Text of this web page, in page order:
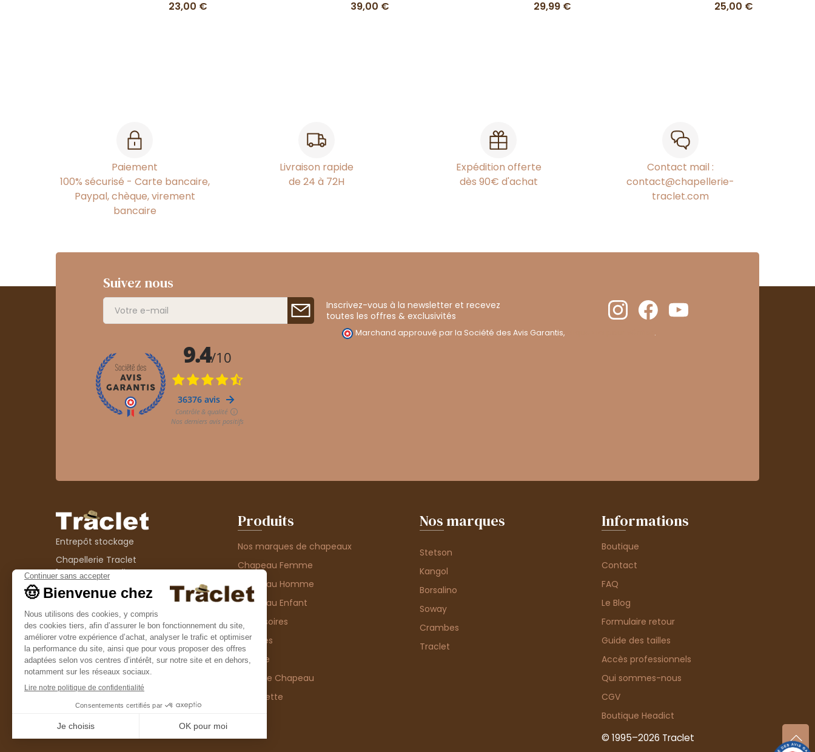
23,00 € 39,00 € 29,99 € 25,00 €
Paiement
100% sécurisé - Carte bancaire,
Paypal, chèque, virement
bancaire
Livraison rapide
de 24 à 72H
Expédition offerte
dès 90€ d'achat
Contact mail :
contact@chapellerie-
traclet.com
Suivez nous
Inscrivez-vous à la newsletter et recevez
toutes les offres & exclusivités
Marchand approuvé par la Société des Avis Garantis, .
Entrepôt stockage
Chapellerie Traclet
14 Impasse Bardin
42300 Roanne
contact@chapellerie-traclet.com
Boutique
Chapellerie Traclet
4 rue de Cadore
42300 Roanne
Produits
Nos marques de chapeaux
Chapeau Femme
Chapeau Homme
Chapeau Enfant
Accessoires
Thèmes
Matière
Type de Chapeau
Casquette
Nos marques
Stetson
Kangol
Borsalino
Soway
Crambes
Traclet
Informations
Boutique
Contact
FAQ
Le Blog
Formulaire retour
Guide des tailles
Accès professionnels
Qui sommes-nous
CGV
Boutique Headict
© 1995–2026 Traclet